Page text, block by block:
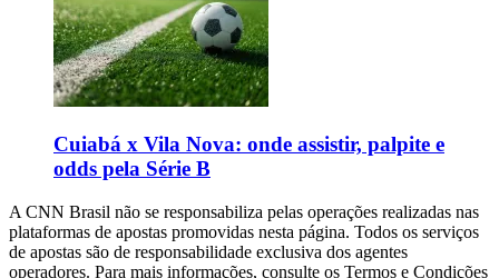
Cuiabá x Vila Nova: onde assistir, palpite e
odds pela Série B
A CNN Brasil não se responsabiliza pelas operações realizadas nas
plataformas de apostas promovidas nesta página. Todos os serviços
de apostas são de responsabilidade exclusiva dos agentes
operadores. Para mais informações, consulte os Termos e Condições